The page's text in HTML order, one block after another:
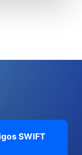
SWIFT